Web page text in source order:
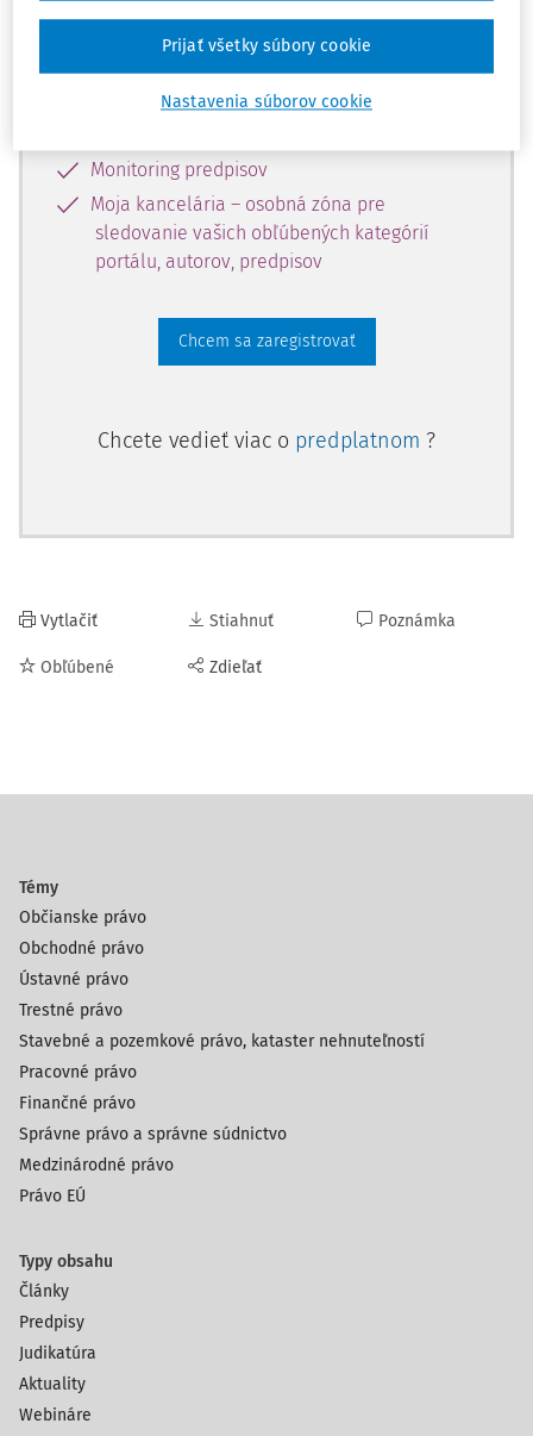
Vďaka registrácii získate prístup aj k
vybranému obsahu:
Monitoring predpisov
Moja kancelária – osobná zóna pre
sledovanie vašich obľúbených kategórií
portálu, autorov, predpisov
Chcem sa zaregistrovať
Chcete vedieť viac o predplatnom ?
Vytlačiť
Obľúbené
Stiahnuť
Zdieľať
Poznámka
Témy
Občianske právo
Obchodné právo
Ústavné právo
Trestné právo
Stavebné a pozemkové právo, kataster nehnuteľností
Pracovné právo
Finančné právo
Správne právo a správne súdnictvo
Medzinárodné právo
Právo EÚ
Typy obsahu
Články
Predpisy
Judikatúra
Aktuality
Webináre
Nastavenia súborov cookie
Prijať všetky súbory cookie